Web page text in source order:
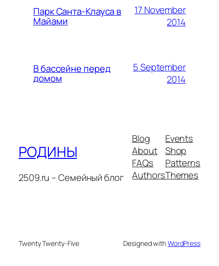
Парк Санта-Клауса в
Майами
17 November
2014
В бассейне перед
домом
5 September
2014
РОДИНЫ
2509.ru – Семейный блог
Blog
About
FAQs
Authors
Events
Shop
Patterns
Themes
Twenty Twenty-Five Designed withWordPress